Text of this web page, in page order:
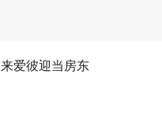
来爱彼迎当房东